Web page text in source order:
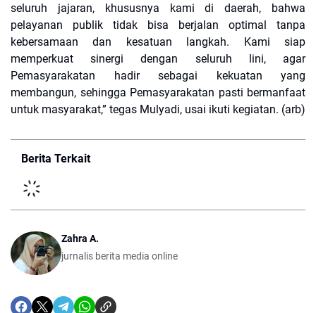
seluruh jajaran, khususnya kami di daerah, bahwa
pelayanan publik tidak bisa berjalan optimal tanpa
kebersamaan dan kesatuan langkah. Kami siap
memperkuat sinergi dengan seluruh lini, agar
Pemasyarakatan hadir sebagai kekuatan yang
membangun, sehingga Pemasyarakatan pasti bermanfaat
untuk masyarakat,” tegas Mulyadi, usai ikuti kegiatan. (arb)
Berita Terkait
Zahra A.
jurnalis berita media online